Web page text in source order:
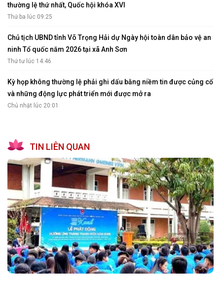
thường lệ thứ nhất, Quốc hội khóa XVI
Thứ ba lúc 09:25
Chủ tịch UBND tỉnh Võ Trọng Hải dự Ngày hội toàn dân bảo vệ an
ninh Tổ quốc năm 2026 tại xã Anh Sơn
Thứ tư lúc 14:46
Kỳ họp không thường lệ phải ghi dấu bằng niềm tin được củng cố
và những động lực phát triển mới được mở ra
Chủ nhật lúc 20:01
TIN LIÊN QUAN